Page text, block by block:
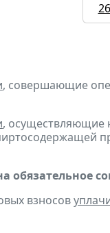
26
, совершающие
, осуществляющие
обязательное
взносов